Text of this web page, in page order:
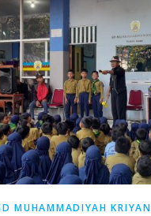
MUHAMMADIYAH KRIYAN